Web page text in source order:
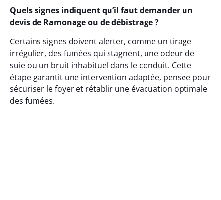
Quels signes indiquent qu’il faut demander un
devis de Ramonage ou de débistrage ?
Certains signes doivent alerter, comme un tirage
irrégulier, des fumées qui stagnent, une odeur de
suie ou un bruit inhabituel dans le conduit. Cette
étape garantit une intervention adaptée, pensée pour
sécuriser le foyer et rétablir une évacuation optimale
des fumées.